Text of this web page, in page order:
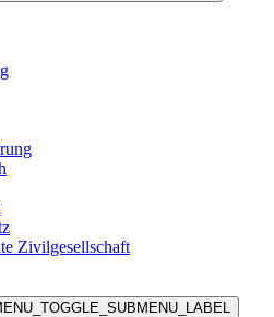
Zivilgesellschaft